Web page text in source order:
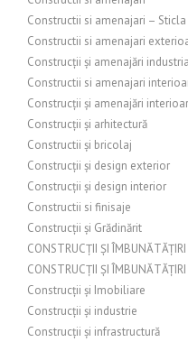
Constructii si amenajari – Sticla
Constructii si amenajari
Construcții și amenajări
Constructii si amenajari
Construcții și amenajări
Construcții și arhitectură
Constructii și bricolaj
Construcții și design exterior
Construcții și design interior
Constructii si finisaje
Construcții și Grădinărit
CONSTRUCȚII ȘI
CONSTRUCȚII ȘI
Construcții și Imobiliare
Construcții și industrie
Construcții și infrastructură